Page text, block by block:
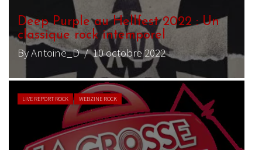
Deep Purple au Hellfest 2022 : Un
classique rock intemporel
By Antoine_D/ 10 octobre 2022
LIVE REPORT ROCK WEBZINE ROCK